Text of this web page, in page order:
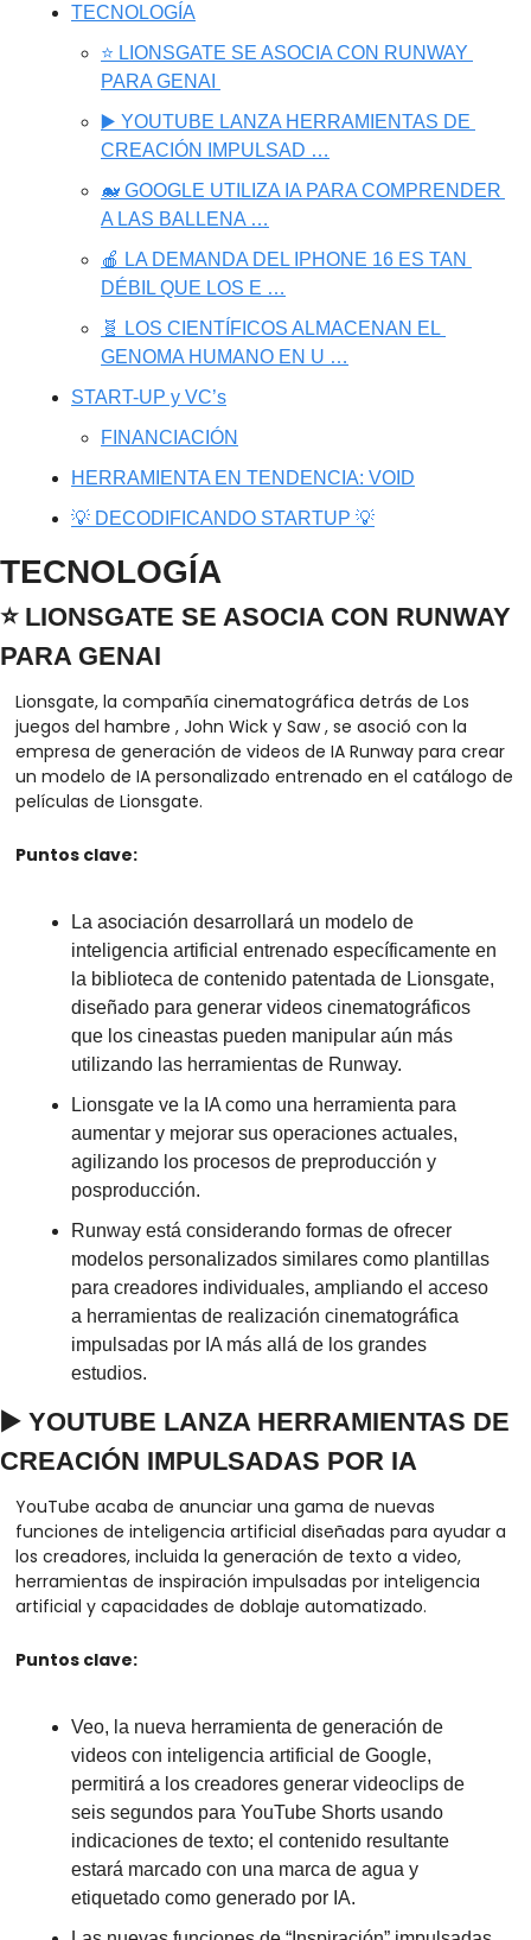
TECNOLOGÍA
⭐ LIONSGATE SE ASOCIA CON RUNWAY
PARA GENAI
▶️ YOUTUBE LANZA HERRAMIENTAS DE
CREACIÓN IMPULSAD …
🐋 GOOGLE UTILIZA IA PARA COMPRENDER
A LAS BALLENA …
🍎 LA DEMANDA DEL IPHONE 16 ES TAN
DÉBIL QUE LOS E …
🧬 LOS CIENTÍFICOS ALMACENAN EL
GENOMA HUMANO EN U …
START-UP y VC’s
FINANCIACIÓN
HERRAMIENTA EN TENDENCIA: VOID
💡 DECODIFICANDO STARTUP 💡
TECNOLOGÍA
⭐ LIONSGATE SE ASOCIA CON RUNWAY
PARA GENAI
Lionsgate, la compañía cinematográfica detrás de Los
juegos del hambre , John Wick y Saw , se asoció con la
empresa de generación de videos de IA Runway para crear
un modelo de IA personalizado entrenado en el catálogo de
películas de Lionsgate.
Puntos clave:
La asociación desarrollará un modelo de
inteligencia artificial entrenado específicamente en
la biblioteca de contenido patentada de Lionsgate,
diseñado para generar videos cinematográficos
que los cineastas pueden manipular aún más
utilizando las herramientas de Runway.
Lionsgate ve la IA como una herramienta para
aumentar y mejorar sus operaciones actuales,
agilizando los procesos de preproducción y
posproducción.
Runway está considerando formas de ofrecer
modelos personalizados similares como plantillas
para creadores individuales, ampliando el acceso
a herramientas de realización cinematográfica
impulsadas por IA más allá de los grandes
estudios.
▶️ YOUTUBE LANZA HERRAMIENTAS DE
CREACIÓN IMPULSADAS POR IA
YouTube acaba de anunciar una gama de nuevas
funciones de inteligencia artificial diseñadas para ayudar a
los creadores, incluida la generación de texto a video,
herramientas de inspiración impulsadas por inteligencia
artificial y capacidades de doblaje automatizado.
Puntos clave:
Veo, la nueva herramienta de generación de
videos con inteligencia artificial de Google,
permitirá a los creadores generar videoclips de
seis segundos para YouTube Shorts usando
indicaciones de texto; el contenido resultante
estará marcado con una marca de agua y
etiquetado como generado por IA.